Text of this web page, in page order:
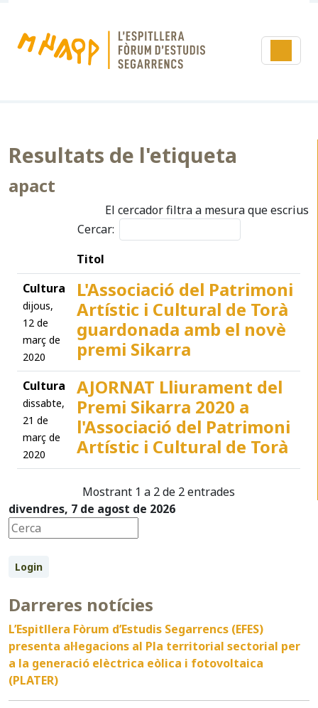
Resultats de l'etiqueta
apact
El cercador filtra a mesura que escrius
Cercar:
Titol
Cultura
dijous,
12 de
març de
2020
L'Associació del Patrimoni
Artístic i Cultural de Torà
guardonada amb el novè
premi Sikarra
Cultura
dissabte,
21 de
març de
2020
AJORNAT Lliurament del
Premi Sikarra 2020 a
l'Associació del Patrimoni
Artístic i Cultural de Torà
Mostrant 1 a 2 de 2 entrades
divendres, 7 de agost de 2026
Login
Darreres notícies
L’Espitllera Fòrum d’Estudis Segarrencs (EFES)
presenta al·legacions al Pla territorial sectorial per
a la generació elèctrica eòlica i fotovoltaica
(PLATER)